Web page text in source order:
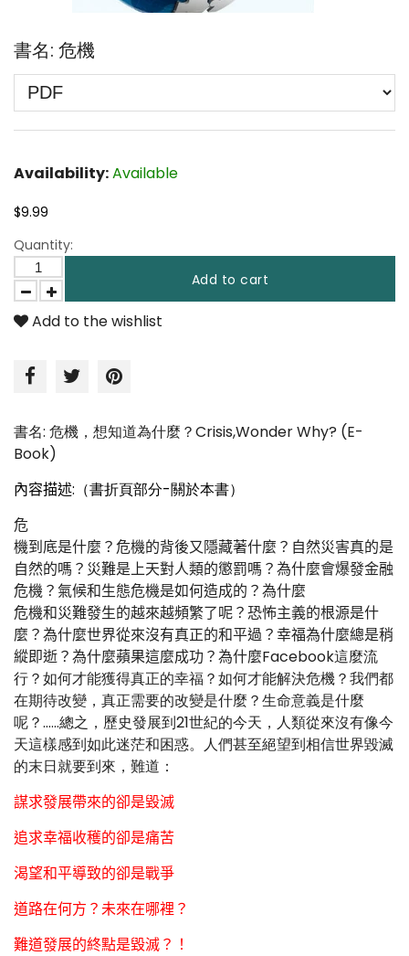
書名: 危機
Availability:Available
$9.99
Quantity:
Add to cart
Add to the wishlist
書名: 危機，想知道為什麼？Crisis,Wonder Why? (E-
Book)
內容描述:（書折頁部分-關於本書）
危
機到底是什麼？危機的背後又隱藏著什麼？自然災害真的是
自然的嗎？災難是上天對人類的懲罰嗎？為什麼會爆發金融
危機？氣候和生態危機是如何造成的？為什麼
危機和災難發生的越來越頻繁了呢？恐怖主義的根源是什
麼？為什麼世界從來沒有真正的和平過？幸福為什麼總是稍
縱即逝？為什麼蘋果這麼成功？為什麼Facebook這麼流
行？如何才能獲得真正的幸福？如何才能解決危機？我們都
在期待改變，真正需要的改變是什麼？生命意義是什麼
呢？……總之，歷史發展到21世紀的今天，人類從來沒有像今
天這樣感到如此迷茫和困惑。人們甚至絕望到相信世界毀滅
的末日就要到來，難道：
謀求發展帶來的卻是毀滅
追求幸福收穫的卻是痛苦
渴望和平導致的卻是戰爭
道路在何方？未來在哪裡？
難道發展的終點是毀滅？！